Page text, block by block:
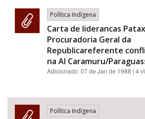
Política Indígena
Carta de liderancas
Procuradoria Geral da
Republicareferente
na AI Caramuru/
Adicionado:07 de Jan de 1988 | 4
Política Indígena